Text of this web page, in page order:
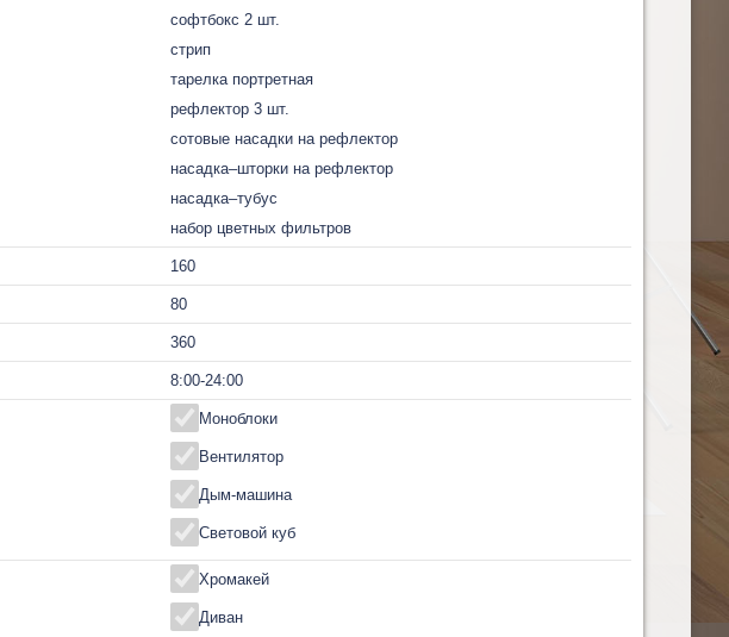
софтбокс 2 шт.
стрип
тарелка портретная
рефлектор 3 шт.
сотовые насадки на рефлектор
насадка–шторки на рефлектор
насадка–тубус
набор цветных фильтров
160
80
360
8:00-24:00
Моноблоки
Вентилятор
Дым-машина
Световой куб
Хромакей
Диван